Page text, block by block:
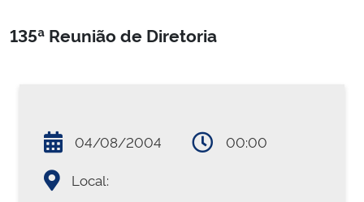
135ª Reunião de Diretoria
04/08/2004 00:00
Local: